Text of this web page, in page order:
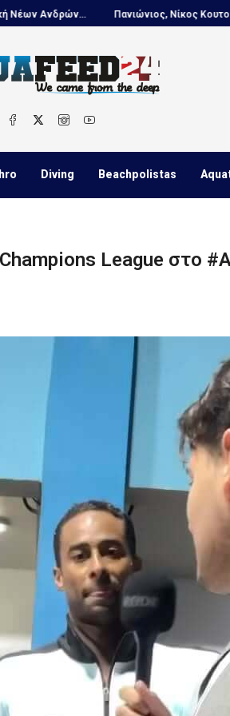
Νίκος Κουτουβάκης στο... Πόλο,
Diving Beachpolistas
League στο